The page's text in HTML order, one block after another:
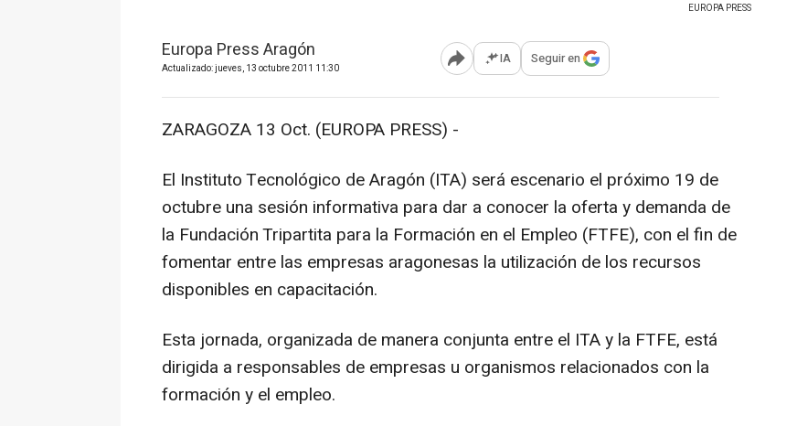
EUROPA PRESS
Europa Press Aragón
Actualizado: jueves, 13 octubre 2011 11:30 Abrir opciones para compartir
IA Seguir en
ZARAGOZA 13 Oct. (EUROPA PRESS) -
El Instituto Tecnológico de Aragón (ITA) será escenario el próximo 19 de
octubre una sesión informativa para dar a conocer la oferta y demanda de
la Fundación Tripartita para la Formación en el Empleo (FTFE), con el fin de
fomentar entre las empresas aragonesas la utilización de los recursos
disponibles en capacitación.
Esta jornada, organizada de manera conjunta entre el ITA y la FTFE, está
dirigida a responsables de empresas u organismos relacionados con la
formación y el empleo.